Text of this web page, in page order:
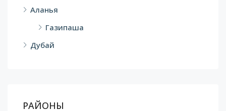
Аланья
Газипаша
Дубай
РАЙОНЫ